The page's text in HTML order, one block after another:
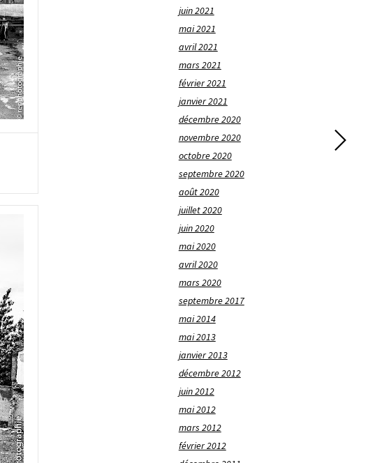
juin 2021
mai 2021
avril 2021
mars 2021
février 2021
janvier 2021
décembre 2020
novembre 2020
octobre 2020
septembre 2020
août 2020
juillet 2020
juin 2020
mai 2020
avril 2020
mars 2020
septembre 2017
mai 2014
mai 2013
janvier 2013
décembre 2012
juin 2012
mai 2012
mars 2012
février 2012